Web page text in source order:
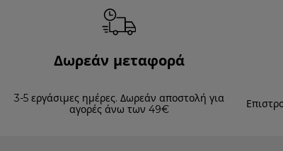
Δωρεάν μεταφορά
3-5 εργάσιμες ημέρες. Δωρεάν αποστολή για
αγορές άνω των 49€